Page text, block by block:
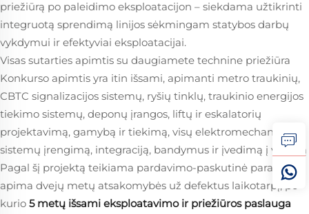
priežiūrą po paleidimo eksploatacijon – siekdama užtikrinti
integruotą sprendimą linijos sėkmingam statybos darbų
vykdymui ir efektyviai eksploatacijai.
Visas sutarties apimtis su daugiamete technine priežiūra
Konkurso apimtis yra itin išsami, apimanti metro traukinių,
CBTC signalizacijos sistemų, ryšių tinklų, traukinio energijos
tiekimo sistemų, deponų įrangos, liftų ir eskalatorių
projektavimą, gamybą ir tiekimą, visų elektromechaninių
sistemų įrengimą, integraciją, bandymus ir įvedimą į valdžią
Pagal šį projektą teikiama pardavimo-paskutinė parama
apima dvejų metų atsakomybės už defektus laikotarpį, po
kurio 5 metų išsami eksploatavimo ir priežiūros paslauga